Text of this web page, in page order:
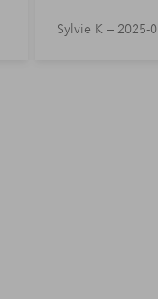
Sylvie K — 2025-